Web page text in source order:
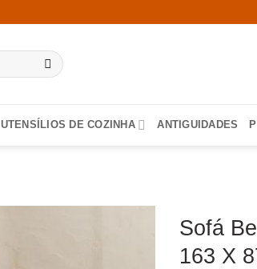
UTENSÍLIOS DE COZINHA ANTIGUIDADES
Sofá
163 X